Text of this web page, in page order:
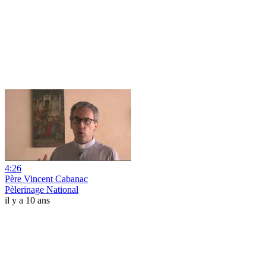
4:26
Père Vincent Cabanac
Pèlerinage National
il y a 10 ans